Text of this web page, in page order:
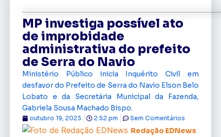
MP investiga possível ato
de improbidade
administrativa do prefeito
de Serra do Navio
Ministério Público inicia Inquérito Civil em
desfavor do Prefeito de Serra do Navio Elson Belo
Lobato e da Secretária Municipal da Fazenda,
Gabriela Sousa Machado Bispo.
Redação EDNews
outubro 19, 2023 2:52 pm Sem Comentários